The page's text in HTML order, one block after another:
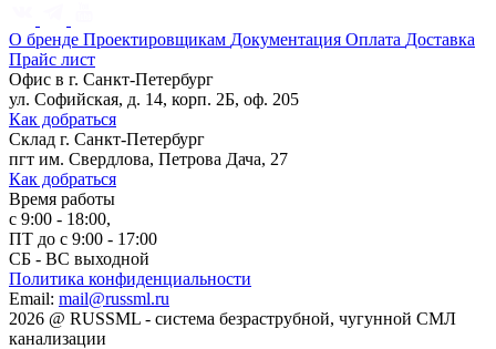
О бренде Проектировщикам Документация Оплата Доставка
Прайс лист
Офис в г. Санкт-Петербург
ул. Софийская, д. 14, корп. 2Б, оф. 205
Как добраться
Склад г. Санкт-Петербург
пгт им. Свердлова, Петрова Дача, 27
Как добраться
Время работы
с 9:00 - 18:00,
ПТ до с 9:00 - 17:00
СБ - ВС выходной
Политика конфиденциальности
Email: mail@russml.ru
2026 @ RUSSML - система безраструбной, чугунной СМЛ
канализации